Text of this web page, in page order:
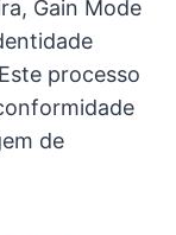
Gain Mode
processo
de